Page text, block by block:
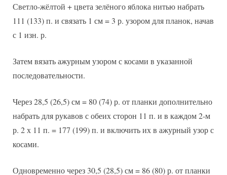
Светло-жёлтой + цвета зелёного яблока нитью набрать
111 (133) п. и связать 1 см = 3 р. узором для планок, начав
с 1 изн. р.
Затем вязать ажурным узором с косами в указанной
последовательности.
Через 28,5 (26,5) см = 80 (74) р. от планки дополнительно
набрать для рукавов с обеих сторон 11 п. и в каждом 2-м
р. 2 х 11 п. = 177 (199) п. и включить их в ажурный узор с
косами.
Одновременно через 30,5 (28,5) см = 86 (80) р. от планки